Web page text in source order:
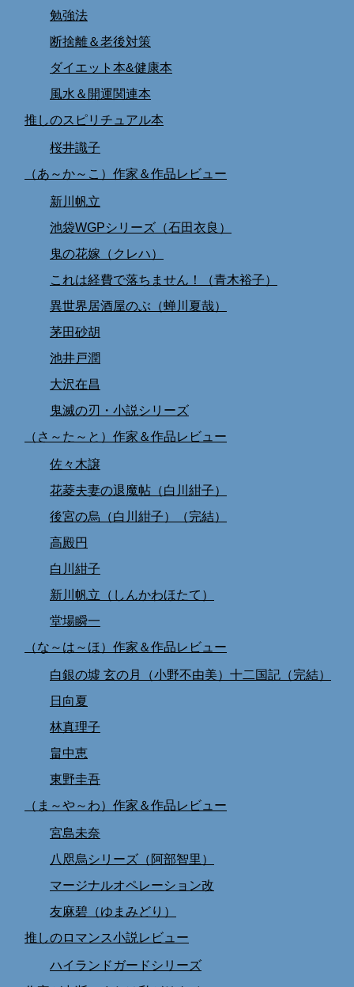
勉強法
断捨離＆老後対策
ダイエット本&健康本
風水＆開運関連本
推しのスピリチュアル本
桜井識子
（あ～か～こ）作家＆作品レビュー
新川帆立
池袋WGPシリーズ（石田衣良）
鬼の花嫁（クレハ）
これは経費で落ちません！（青木裕子）
異世界居酒屋のぶ（蝉川夏哉）
茅田砂胡
池井戸潤
大沢在昌
鬼滅の刃・小説シリーズ
（さ～た～と）作家＆作品レビュー
佐々木譲
花菱夫妻の退魔帖（白川紺子）
後宮の烏（白川紺子）（完結）
高殿円
白川紺子
新川帆立（しんかわほたて）
堂場瞬一
（な～は～ほ）作家＆作品レビュー
白銀の墟 玄の月（小野不由美）十二国記（完結）
日向夏
林真理子
畠中恵
東野圭吾
（ま～や～わ）作家＆作品レビュー
宮島未奈
八咫烏シリーズ（阿部智里）
マージナルオペレーション改
友麻碧（ゆまみどり）
推しのロマンス小説レビュー
ハイランドガードシリーズ